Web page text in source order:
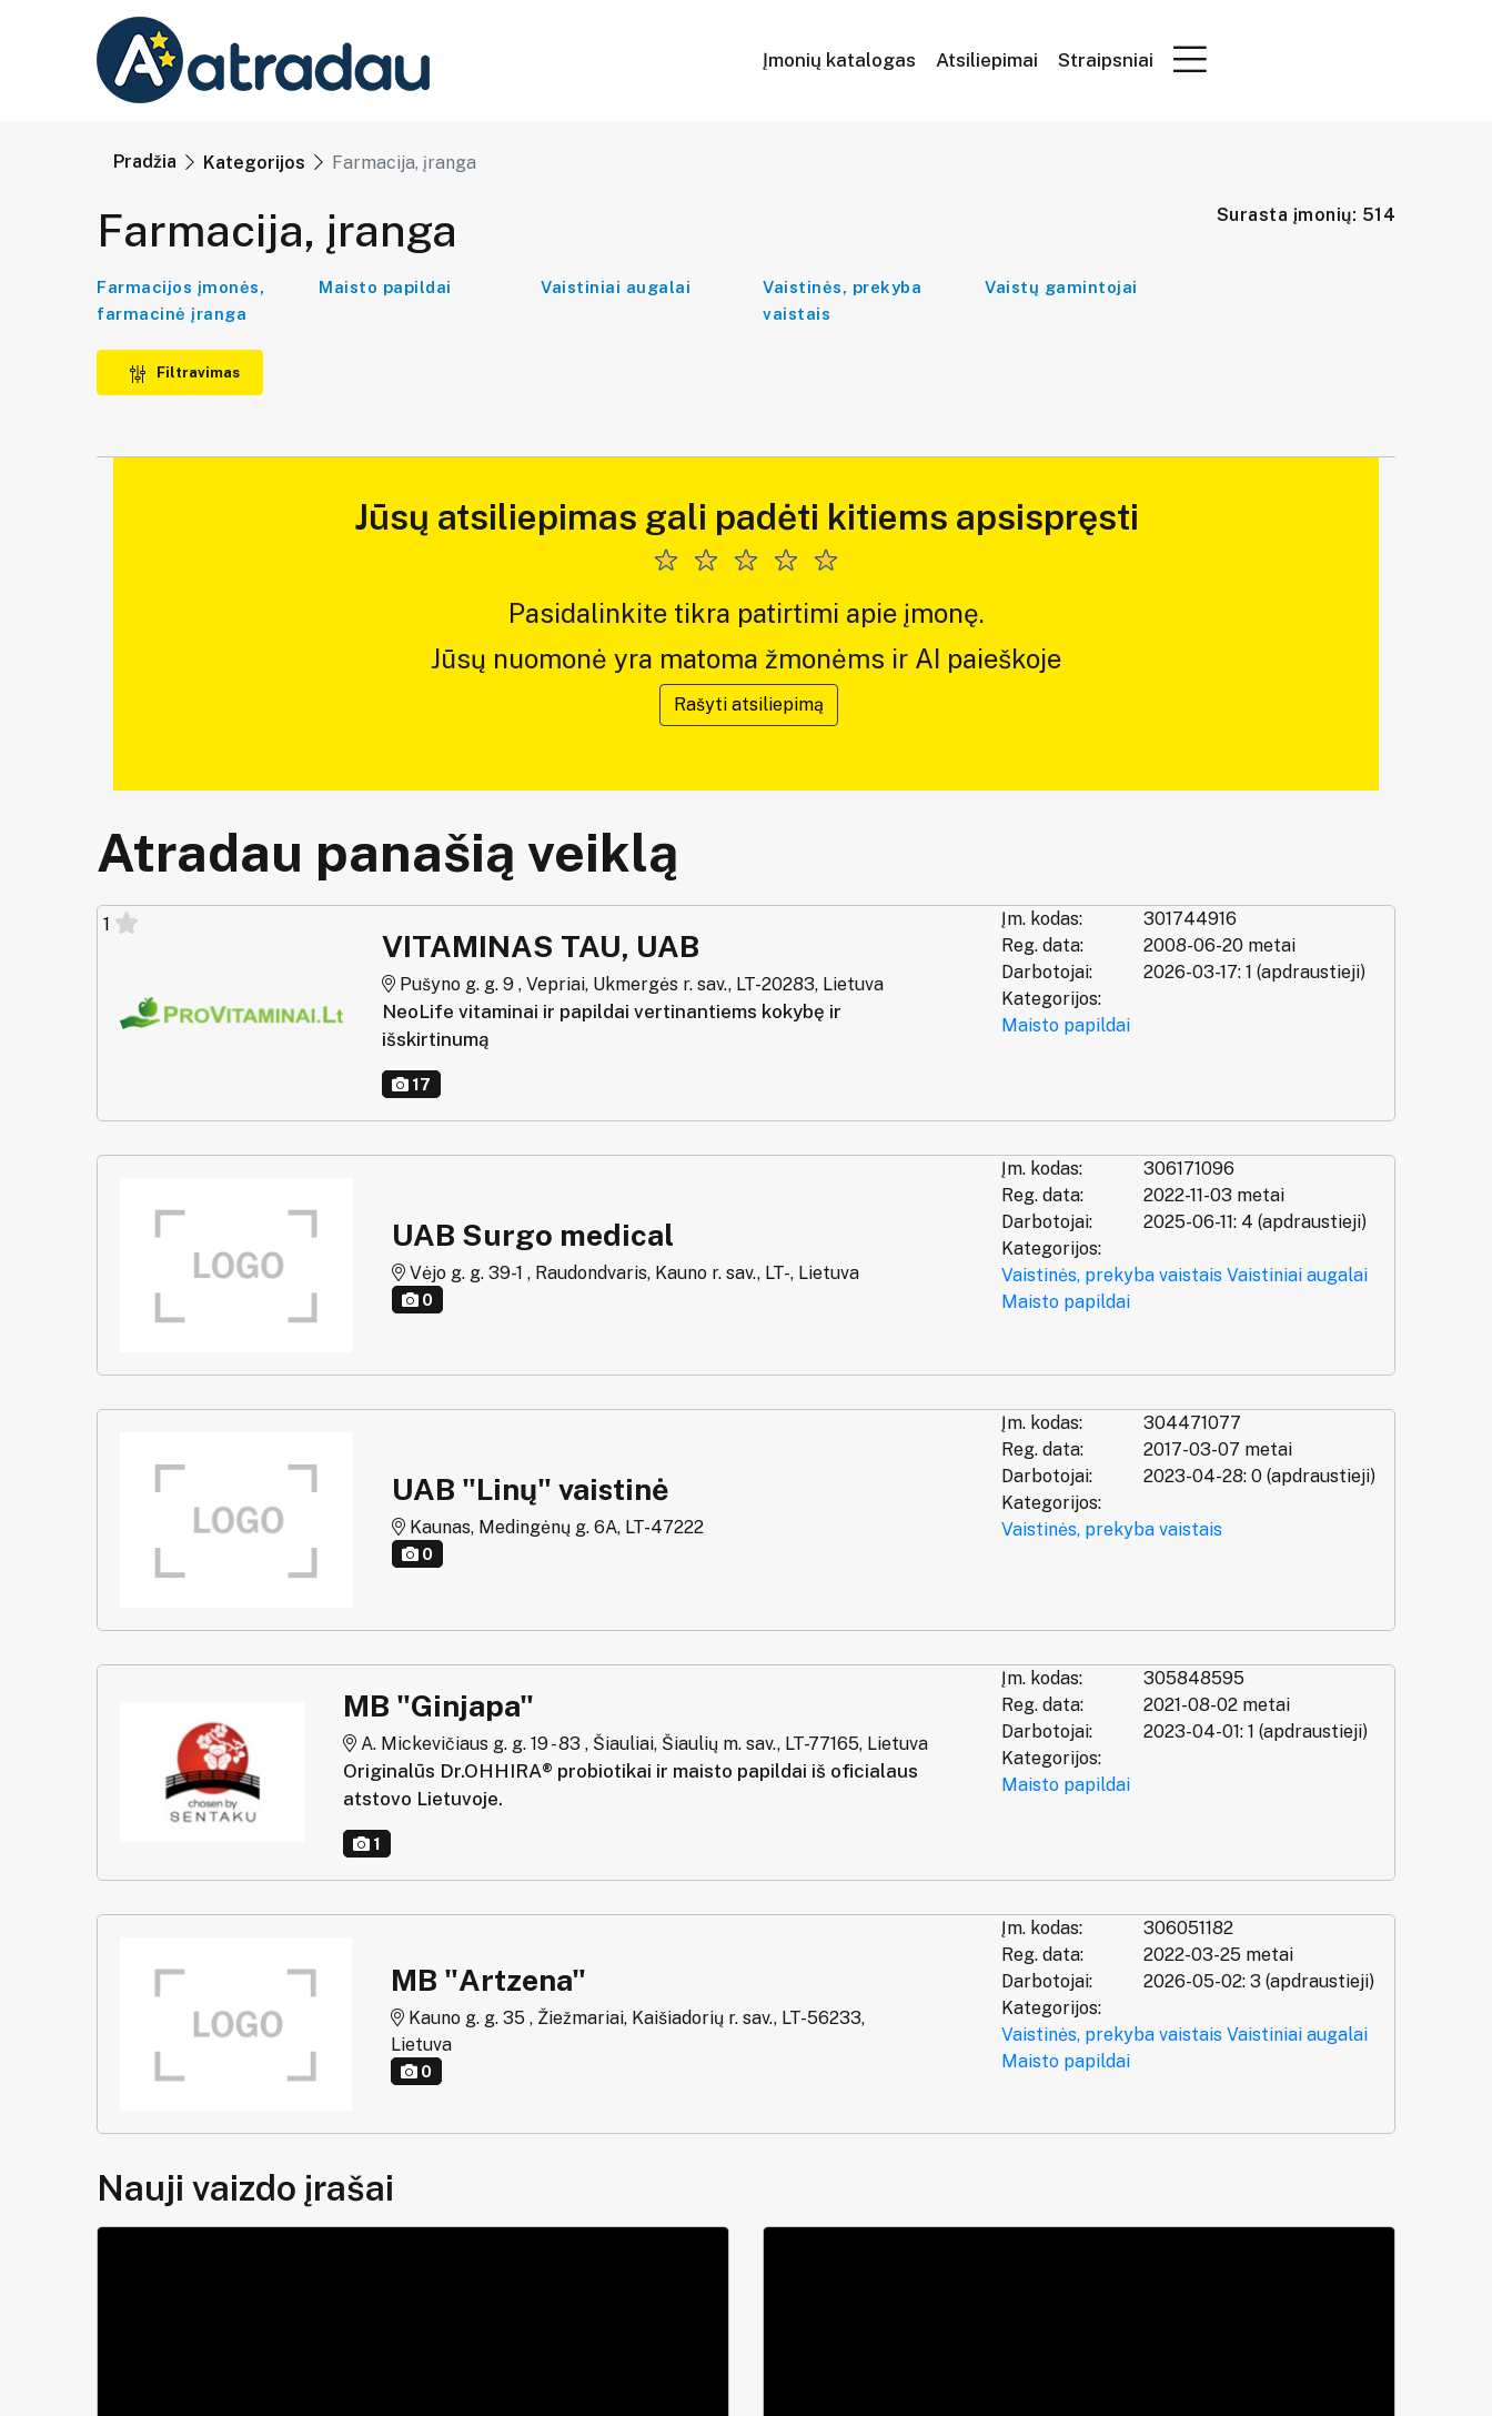
Įmonių katalogas Atsiliepimai Straipsniai
Pradžia Kategorijos Farmacija, įranga
Farmacija, įranga Surasta įmonių: 514
Farmacijos įmonės,
farmacinė įranga
Maisto papildai Vaistiniai augalai
Vaistinės, prekyba
vaistais
Vaistų gamintojai
Filtravimas
Jūsų atsiliepimas gali padėti kitiems apsispręsti
Pasidalinkite tikra patirtimi apie įmonę.
Jūsų nuomonė yra matoma žmonėms ir AI paieškoje
Rašyti atsiliepimą
Atradau panašią veiklą
1
VITAMINAS TAU, UAB
Pušyno g. g. 9 , Vepriai, Ukmergės r. sav., LT-20283, Lietuva
NeoLife vitaminai ir papildai vertinantiems kokybę ir
išskirtinumą
17
Įm. kodas:
301744916
Reg. data:
2008-06-20 metai
Darbotojai:
2026-03-17: 1 (apdraustieji)
Kategorijos:
Maisto papildai
UAB Surgo medical
Vėjo g. g. 39-1 , Raudondvaris, Kauno r. sav., LT-, Lietuva
0
Įm. kodas:
306171096
Reg. data:
2022-11-03 metai
Darbotojai:
2025-06-11: 4 (apdraustieji)
Kategorijos:
Vaistinės, prekyba vaistais Vaistiniai augalai
Maisto papildai
UAB "Linų" vaistinė
Kaunas, Medingėnų g. 6A, LT-47222
0
Įm. kodas:
304471077
Reg. data:
2017-03-07 metai
Darbotojai:
2023-04-28: 0 (apdraustieji)
Kategorijos:
Vaistinės, prekyba vaistais
MB "Ginjapa"
A. Mickevičiaus g. g. 19 - 83 , Šiauliai, Šiaulių m. sav., LT-77165, Lietuva
Originalūs Dr.OHHIRA® probiotikai ir maisto papildai iš oficialaus
atstovo Lietuvoje.
1
Įm. kodas:
305848595
Reg. data:
2021-08-02 metai
Darbotojai:
2023-04-01: 1 (apdraustieji)
Kategorijos:
Maisto papildai
MB "Artzena"
Kauno g. g. 35 , Žiežmariai, Kaišiadorių r. sav., LT-56233,
Lietuva
0
Įm. kodas:
306051182
Reg. data:
2022-03-25 metai
Darbotojai:
2026-05-02: 3 (apdraustieji)
Kategorijos:
Vaistinės, prekyba vaistais Vaistiniai augalai
Maisto papildai
Nauji vaizdo įrašai